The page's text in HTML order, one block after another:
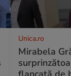
Unica.ro
Mirabela